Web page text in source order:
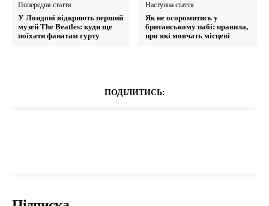
Попередня стаття
У Лондоні відкриють перший
музей The Beatles: куди ще
поїхати фанатам гурту
Наступна стаття
Як не осоромитись у
британському пабі: правила,
про які мовчать місцеві
ПОДІЛИТИСЬ: